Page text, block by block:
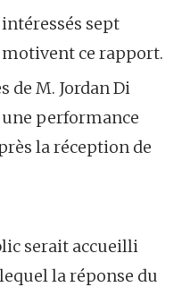
sept
ce rapport.
de M. Jordan Di
une performance
la réception de
serait accueilli
la réponse du